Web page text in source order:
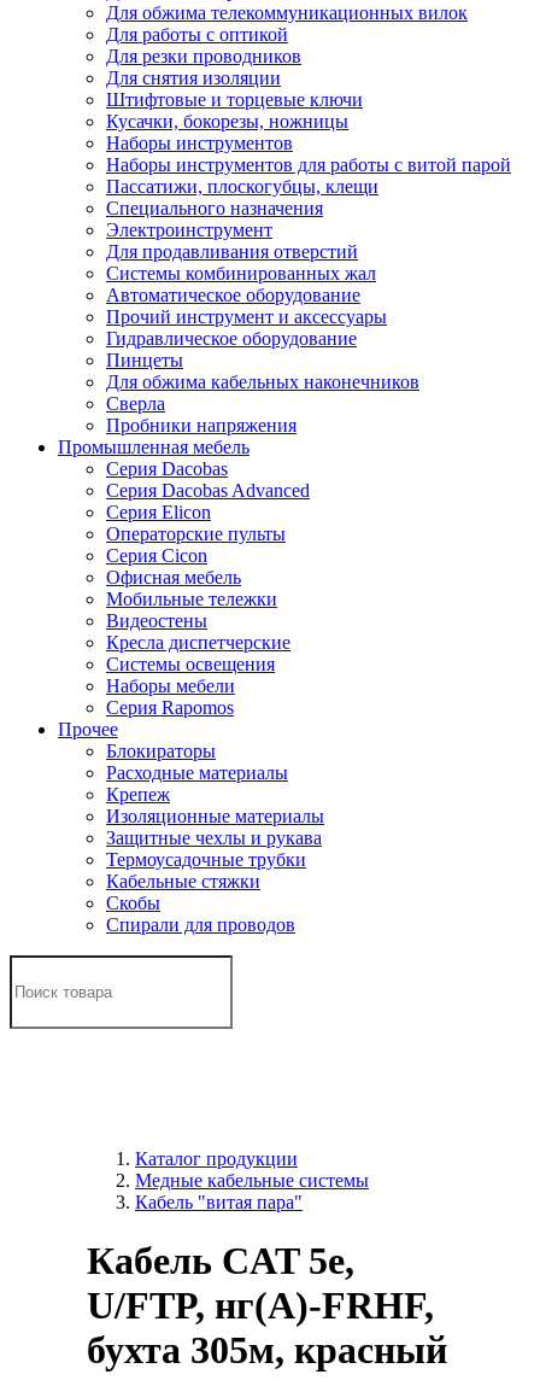
Для обжима телекоммуникационных вилок
Для работы с оптикой
Для резки проводников
Для снятия изоляции
Штифтовые и торцевые ключи
Кусачки, бокорезы, ножницы
Наборы инструментов
Наборы инструментов для работы с витой парой
Пассатижи, плоскогубцы, клещи
Специального назначения
Электроинструмент
Для продавливания отверстий
Системы комбинированных жал
Автоматическое оборудование
Прочий инструмент и аксессуары
Гидравлическое оборудование
Пинцеты
Для обжима кабельных наконечников
Сверла
Пробники напряжения
Промышленная мебель
Серия Dacobas
Серия Dacobas Advanced
Серия Elicon
Операторские пульты
Серия Cicon
Офисная мебель
Мобильные тележки
Видеостены
Кресла диспетчерские
Системы освещения
Наборы мебели
Серия Rapomos
Прочее
Блокираторы
Расходные материалы
Крепеж
Изоляционные материалы
Защитные чехлы и рукава
Термоусадочные трубки
Кабельные стяжки
Скобы
Спирали для проводов
Каталог продукции
Медные кабельные системы
Кабель "витая пара"
Кабель CAT 5е,
U/FTP, нг(А)-FRHF,
бухта 305м, красный